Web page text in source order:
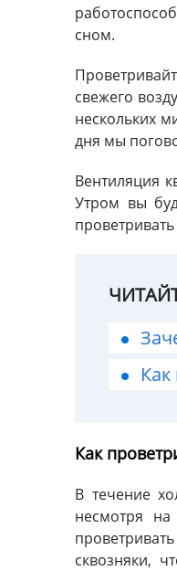
сном.
свежего
нескольких
дня мы
Вентиляция
Утром вы
Как
В течение
несмотря
сквозняки,